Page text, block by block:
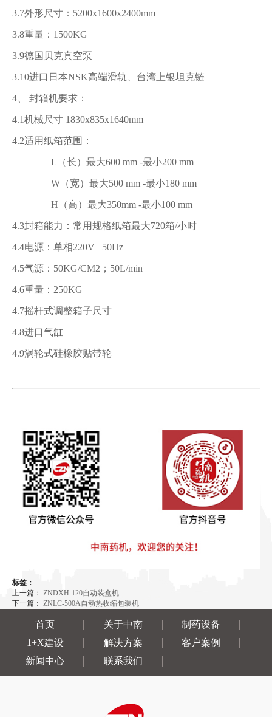
3.7外形尺寸：5200x1600x2400mm
3.8重量：1500KG
3.9德国贝克真空泵
3.10进口日本NSK高端滑轨、台湾上银坦克链
4、 封箱机要求：
4.1机械尺寸 1830x835x1640mm
4.2适用纸箱范围：
L（长）最大600 mm -最小200 mm
W（宽）最大500 mm -最小180 mm
H（高）最大350mm -最小100 mm
4.3封箱能力：常用规格纸箱最大720箱/小时
4.4电源：单相220V 50Hz
4.5气源：50KG/CM2；50L/min
4.6重量：250KG
4.7摇杆式调整箱子尺寸
4.8进口气缸
4.9涡轮式硅橡胶贴带轮
标签：
上一篇： ZNDXH-120自动装盒机
下一篇： ZNLC-500A自动热收缩包装机
首页 关于中南
制药设备
1+X建设
解决方案
客户案例
新闻中心
联系我们